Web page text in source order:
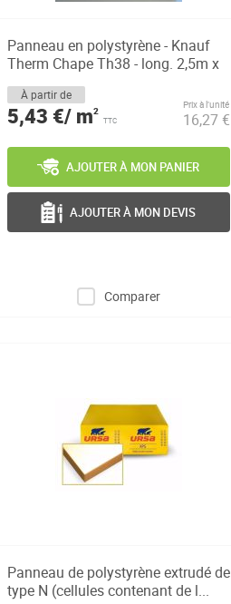
Panneau en polystyrène - Knauf
Therm Chape Th38 - long. 2,5m x
la...
À partir de
5,43 €/ m2
TTC
Prix à l’unité
16,27 €
Comparer
AJOUTER À MON PANIER
AJOUTER À MON DEVIS
Panneau de polystyrène extrudé de
type N (cellules contenant de l...